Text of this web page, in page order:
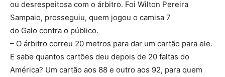
ou desrespeitosa com o árbitro. Foi Wilton Pereira
Sampaio, prosseguiu, quem jogou o camisa 7
do Galo contra o público.
– O árbitro correu 20 metros para dar um cartão para ele.
E sabe quantos cartões deu depois de 20 faltas do
América? Um cartão aos 88 e outro aos 92, para quem